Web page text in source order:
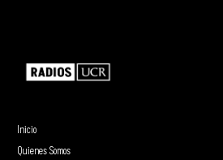
Inicio
Quienes Somos